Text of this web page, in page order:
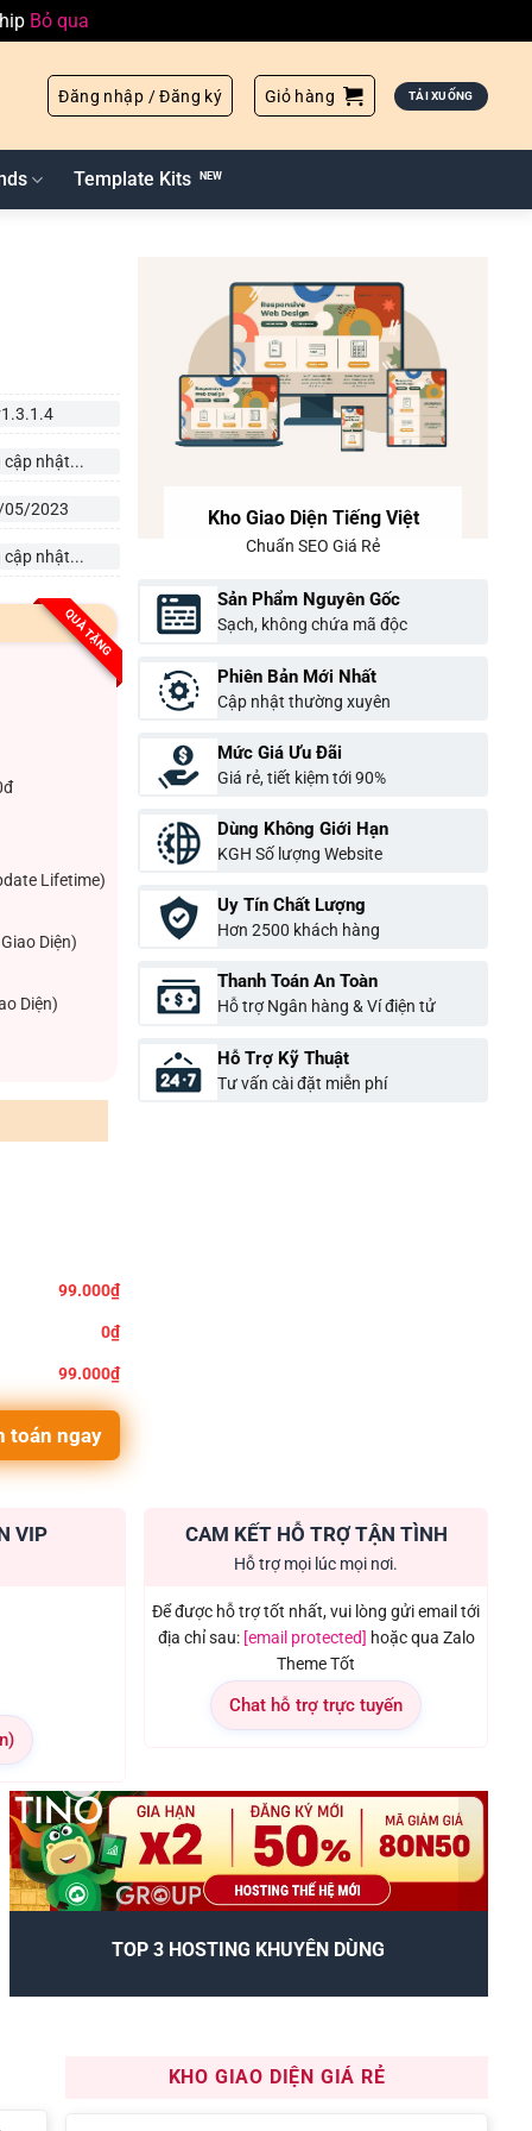
Bỏ qua
Đăng nhập / Đăng ký Giỏ hàng TẢI XUỐNG
Template Kits
cập nhật...
05/2023
cập nhật...
QUÀ TẶNG
Lifetime)
Diện)
Diện)
99.000₫
0₫
99.000₫
toán ngay
Kho Giao Diện Tiếng Việt
Chuẩn SEO Giá Rẻ
Sản Phẩm Nguyên Gốc
Sạch, không chứa mã độc
Phiên Bản Mới Nhất
Cập nhật thường xuyên
Mức Giá Ưu Đãi
Giá rẻ, tiết kiệm tới 90%
Dùng Không Giới Hạn
KGH Số lượng Website
Uy Tín Chất Lượng
Hơn 2500 khách hàng
Thanh Toán An Toàn
Hỗ trợ Ngân hàng & Ví điện tử
Hỗ Trợ Kỹ Thuật
Tư vấn cài đặt miễn phí
VIP CAM KẾT HỖ TRỢ TẬN TÌNH
Hỗ trợ mọi lúc mọi nơi.
Để được hỗ trợ tốt nhất, vui lòng gửi email tới
địa chỉ sau: [email protected] hoặc qua Zalo
Theme Tốt
Chat hỗ trợ trực tuyến
TOP 3 HOSTING KHUYÊN DÙNG
KHO GIAO DIỆN GIÁ RẺ